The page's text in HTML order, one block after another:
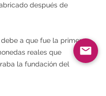
después de
debe a que fue la primera
reales que
la fundación del